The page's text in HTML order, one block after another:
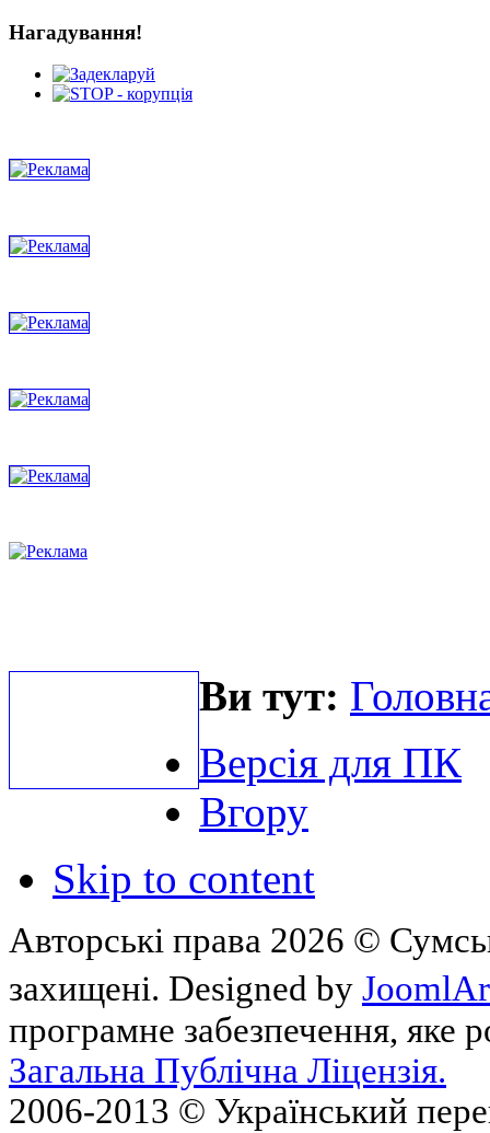
Нагадування!
Ви тут:
Версія для ПК
Вгору
Skip to content
Авторські права 2026 ©
захищені. Designed by
програмне забезпечення, яке
Загальна Публічна Ліцензія.
2006-2013 © Український